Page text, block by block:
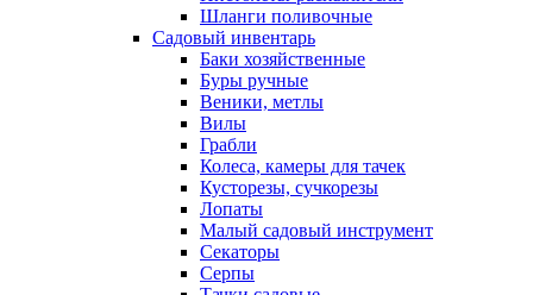
Шланги поливочные
Садовый инвентарь
Баки хозяйственные
Буры ручные
Веники, метлы
Вилы
Грабли
Колеса, камеры для тачек
Кусторезы, сучкорезы
Лопаты
Малый садовый инструмент
Секаторы
Серпы